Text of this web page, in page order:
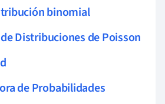
binomial
Distribuciones de Poisson
de Probabilidades